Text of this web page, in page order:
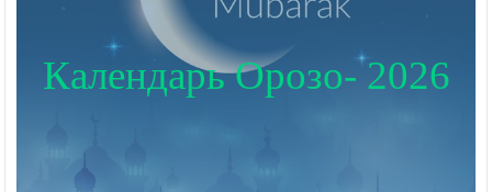
Календарь Орозо- 2026